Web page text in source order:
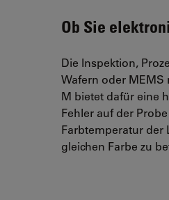
Ob Sie
Die Inspektion,
Wafern oder MEMS
M bietet dafür eine
Fehler auf der
Farbtemperatur der
gleichen Farbe zu